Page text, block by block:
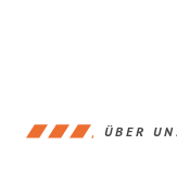
ÜBER